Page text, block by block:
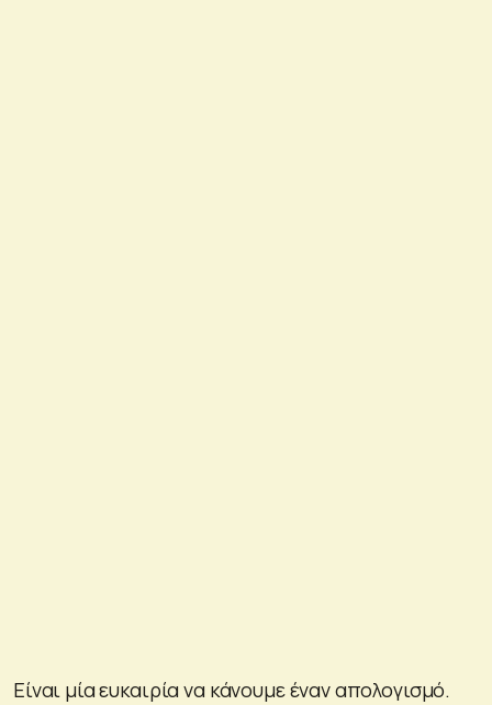
Είναι μία ευκαιρία να κάνουμε έναν απολογισμό.